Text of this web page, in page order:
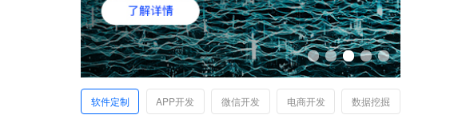
软件定制 APP开发 微信开发 电商开发 数据挖掘